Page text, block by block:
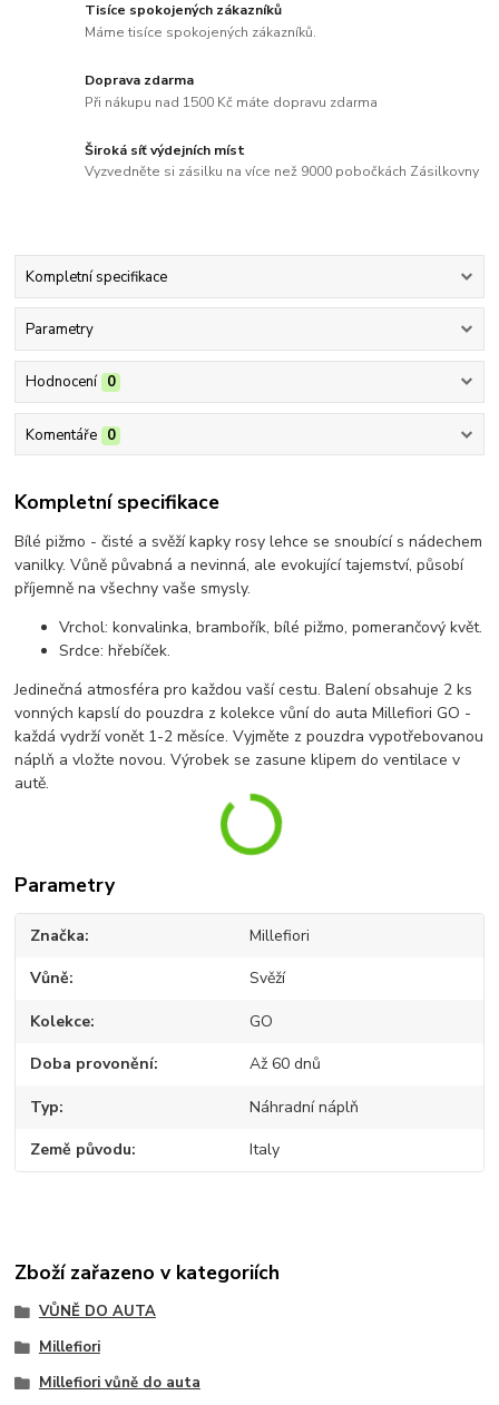
Tisíce spokojených zákazníků
Máme tisíce spokojených zákazníků.
Doprava zdarma
Při nákupu nad 1500 Kč máte dopravu zdarma
Široká síť výdejních míst
Vyzvedněte si zásilku na více než 9000 pobočkách Zásilkovny
Kompletní specifikace
Parametry
Hodnocení 0
Komentáře 0
Kompletní specifikace
Bílé pižmo - čisté a svěží kapky rosy lehce se snoubící s nádechem
vanilky. Vůně půvabná a nevinná, ale evokující tajemství, působí
příjemně na všechny vaše smysly.
Vrchol: konvalinka, brambořík, bílé pižmo, pomerančový květ.
Srdce: hřebíček.
Jedinečná atmosféra pro každou vaší cestu. Balení obsahuje 2 ks
vonných kapslí do pouzdra z kolekce vůní do auta Millefiori GO -
každá vydrží vonět 1-2 měsíce. Vyjměte z pouzdra vypotřebovanou
náplň a vložte novou. Výrobek se zasune klipem do ventilace v
autě.
Parametry
Značka Millefiori
Vůně Svěží
Kolekce GO
Doba provonění Až 60 dnů
Typ Náhradní náplň
Země původu Italy
Zboží zařazeno v kategoriích
VŮNĚ DO AUTA
Millefiori
Millefiori vůně do auta